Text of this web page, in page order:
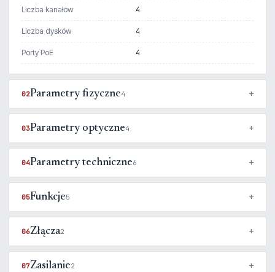
Liczba kanałów 4
Liczba dysków 4
Porty PoE 4
02Parametry fizyczne4
03Parametry optyczne4
04Parametry techniczne6
05Funkcje5
06Złącza2
07Zasilanie2